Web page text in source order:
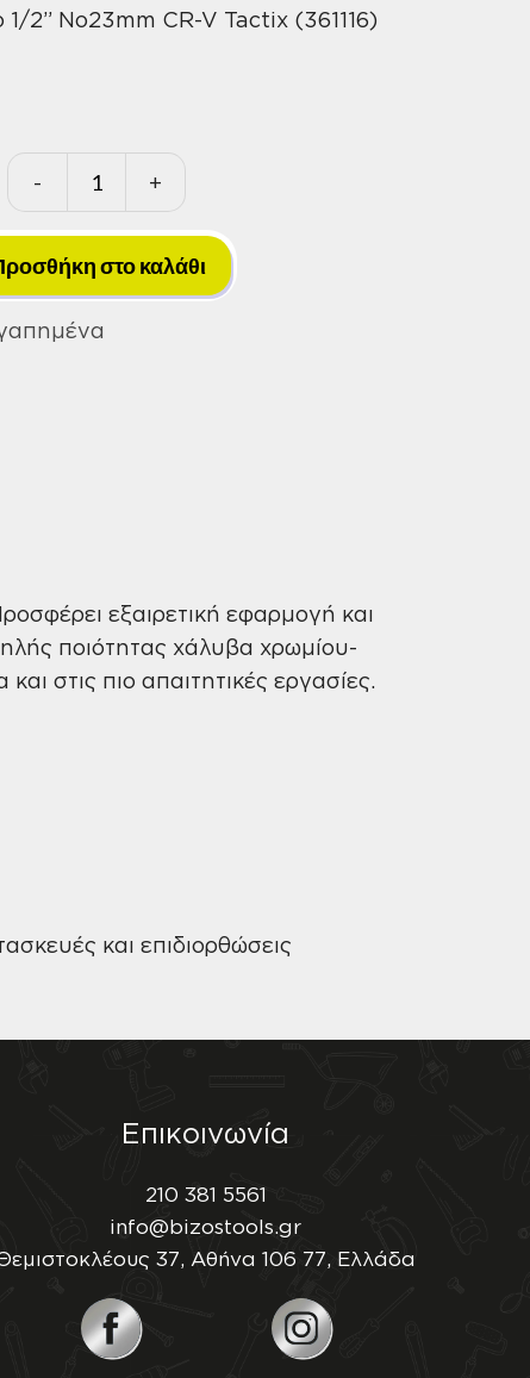
2” No23mm CR-V Tactix (361116)
-
Καρυδάκι
Πολύγωνο
1/2''
No23mm
CR-
+
στο καλάθι
εξαιρετική εφαρμογή και
ποιότητας χάλυβα χρωμίου-
στις πιο απαιτητικές εργασίες.
και επιδιορθώσεις
Επικοινωνία
210 381 5561
info@bizostools.gr
37, Αθήνα 106 77, Ελλάδα